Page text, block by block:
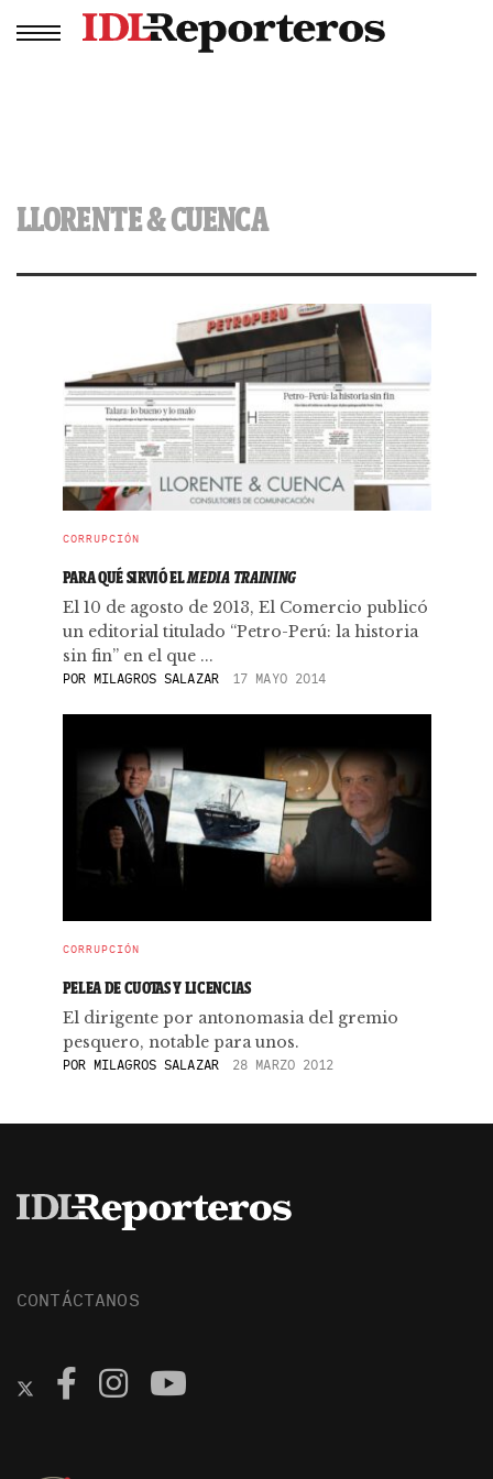
LLORENTE & CUENCA
CORRUPCIÓN
PARA QUÉ SIRVIÓ ELMEDIA TRAINING
El 10 de agosto de 2013, El Comercio publicó
un editorial titulado “Petro-Perú: la historia
sin fin” en el que ...
PORMILAGROS SALAZAR 17 MAYO 2014
CORRUPCIÓN
PELEA DE CUOTAS Y LICENCIAS
El dirigente por antonomasia del gremio
pesquero, notable para unos.
PORMILAGROS SALAZAR 28 MARZO 2012
CONTÁCTANOS